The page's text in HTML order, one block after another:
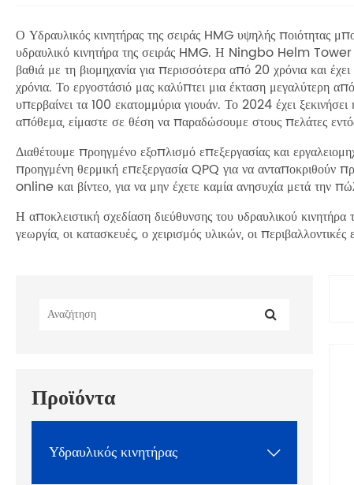
Ο Υδραυλικός κινητήρας της σειράς HMG υψηλής ποιότητας
υδραυλικό κινητήρα της σειράς HMG. Η Ningbo Helm Tower
βαθιά με τη βιομηχανία για περισσότερα από 20 χρόνια και
χρόνια. Το εργοστάσιό μας καλύπτει μια έκταση μεγαλύτερη
υπερβαίνει τα 100 εκατομμύρια γιουάν. Το 2024 έχει
απόθεμα, είμαστε σε θέση να παραδώσουμε στους πελάτες
Διαθέτουμε προηγμένο εξοπλισμό επεξεργασίας και
προηγμένη θερμική επεξεργασία QPQ για να ανταποκριθούν
online και βίντεο, για να μην έχετε καμία ανησυχία μετά την
Η αποκλειστική σχεδίαση διεύθυνσης του υδραυλικού
γεωργία, οι κατασκευές, ο χειρισμός υλικών, οι
Προϊόντα
Υδραυλικός κινητήρας 